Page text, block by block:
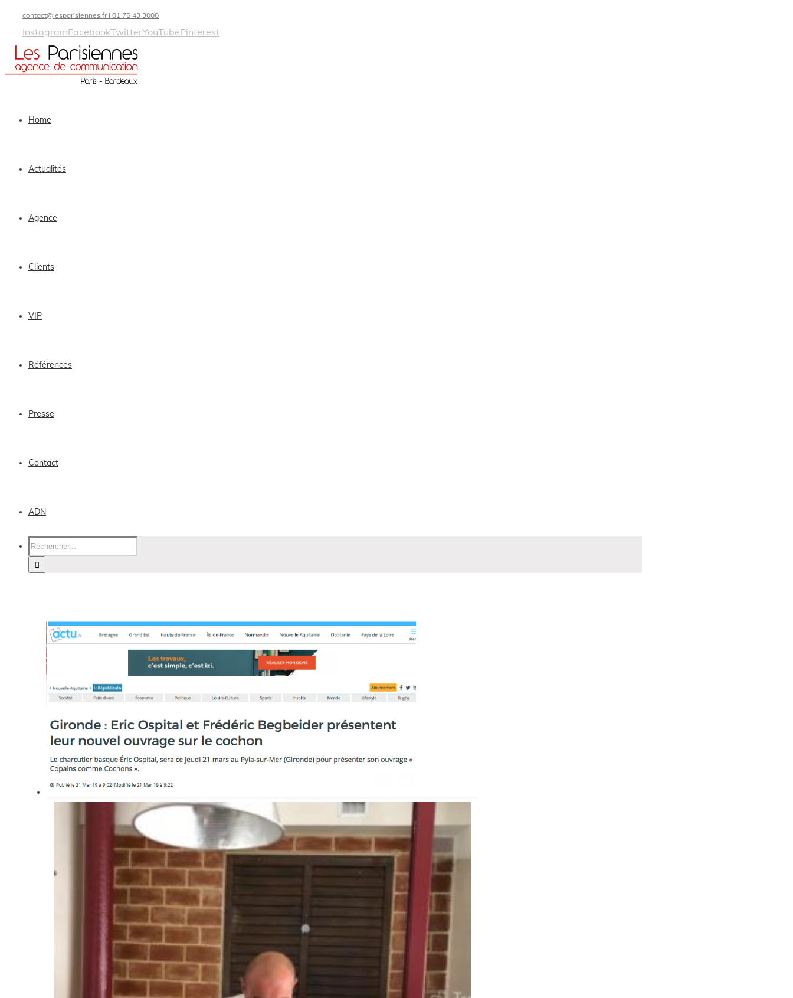
contact@lesparisiennes.fr | 01 75 43 3000
InstagramFacebookTwitterYouTubePinterest
Home
Actualités
Agence
Clients
VIP
Références
Presse
Contact
ADN